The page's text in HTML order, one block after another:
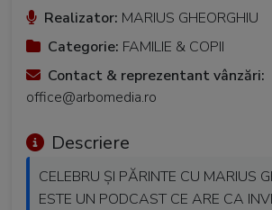
Realizator: MARIUS GHEORGHIU
Categorie: FAMILIE & COPII
Contact & reprezentant vânzări:
office@arbomedia.ro
Descriere
CELEBRU ȘI PĂRINTE CU MARIUS
ESTE UN PODCAST CE ARE CA